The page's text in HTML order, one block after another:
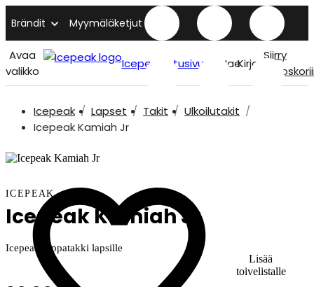
Brändit Myymäläketjut
Avaa
valikko
Icepeak etusivu HaeKirjaudu
Siirry
Icepeak Lapset Takit
Ulkoilutakit
Icepeak Kamiah Jr
Lisää
toivelistalle
ICEPEAK
Icepeak Kamiah Jr
Icepeak toppatakki lapsille